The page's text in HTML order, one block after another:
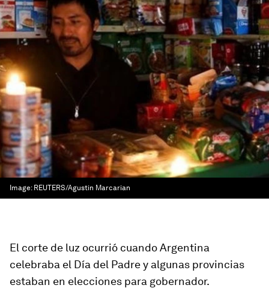
Image: REUTERS/Agustin Marcarian
El corte de luz ocurrió cuando Argentina
celebraba el Día del Padrey algunas provincias
estaban en elecciones para gobernador.